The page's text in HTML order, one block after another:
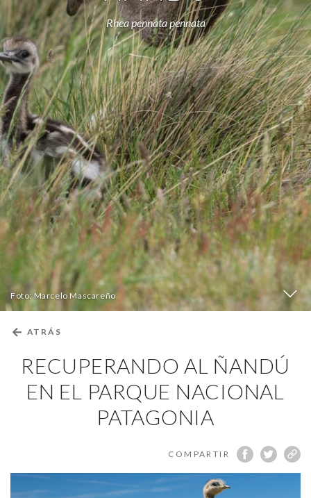
Foto: Marcelo Mascareño
Rhea pennata pennata
← ATRÁS
RECUPERANDO AL ÑANDÚ
EN EL PARQUE NACIONAL
PATAGONIA
COMPARTIR